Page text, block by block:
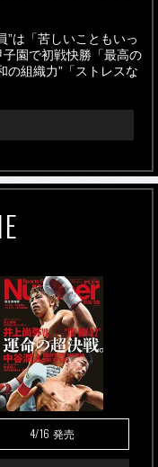
”は「苦しいこともいっ
園で初戦快勝「最高の
の組織力”「ストレスな
4/16 発売